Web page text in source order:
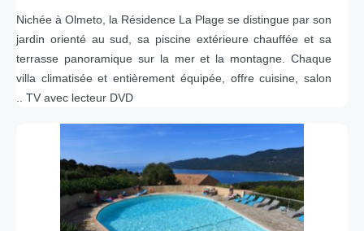
Nichée à Olmeto, la Résidence La Plage se distingue par son
jardin orienté au sud, sa piscine extérieure chauffée et sa
terrasse panoramique sur la mer et la montagne. Chaque
villa climatisée et entièrement équipée, offre cuisine, salon
.. TV avec lecteur DVD